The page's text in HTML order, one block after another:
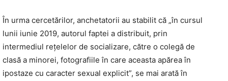
În urma cercetărilor, anchetatorii au stabilit că „în cursul
lunii iunie 2019, autorul faptei a distribuit, prin
intermediul reţelelor de socializare, către o colegă de
clasă a minorei, fotografiile în care aceasta apărea în
ipostaze cu caracter sexual explicit”, se mai arată în